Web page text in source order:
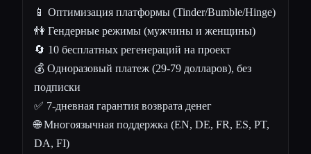
📱 Оптимизация платформы (Tinder/Bumble/Hinge)
👫 Гендерные режимы (мужчины и женщины)
🔄 10 бесплатных регенераций на проект
💰 Одноразовый платеж (29-79 долларов), без
подписки
✅ 7-дневная гарантия возврата денег
🌐 Многоязычная поддержка (EN, DE, FR, ES, PT,
DA, FI)